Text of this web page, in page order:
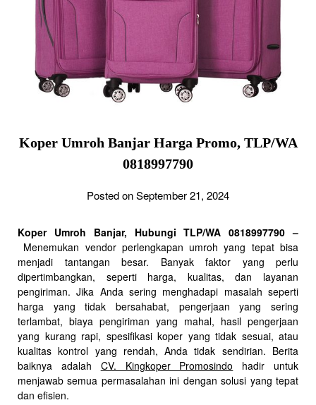
Koper Umroh Banjar Harga Promo, TLP/WA
0818997790
Posted on September 21, 2024
Koper Umroh Banjar, Hubungi TLP/WA 0818997790 –
Menemukan vendor perlengkapan umroh yang tepat bisa
menjadi tantangan besar. Banyak faktor yang perlu
dipertimbangkan, seperti harga, kualitas, dan layanan
pengiriman. Jika Anda sering menghadapi masalah seperti
harga yang tidak bersahabat, pengerjaan yang sering
terlambat, biaya pengiriman yang mahal, hasil pengerjaan
yang kurang rapi, spesifikasi koper yang tidak sesuai, atau
kualitas kontrol yang rendah, Anda tidak sendirian. Berita
baiknya adalah CV. Kingkoper Promosindo hadir untuk
menjawab semua permasalahan ini dengan solusi yang tepat
dan efisien.